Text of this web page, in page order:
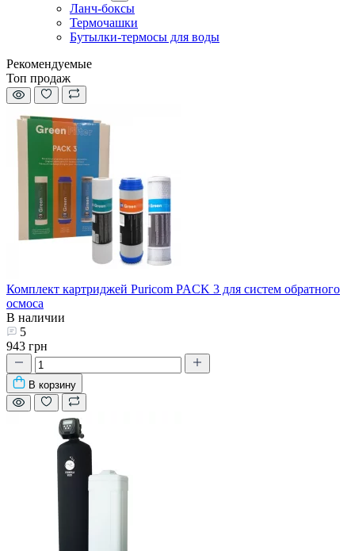
Ланч-боксы
Термочашки
Бутылки-термосы для воды
Рекомендуемые
Топ продаж
Комплект картриджей Puricom PACK 3 для систем обратного
осмоса
В наличии
5
943 грн
В корзину